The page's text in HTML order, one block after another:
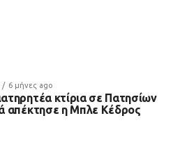
6 μήνες ago
κτίρια σε Πατησίων
απέκτησε η Μπλε Κέδρος